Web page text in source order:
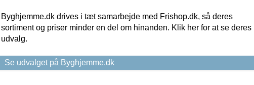
Byghjemme.dk drives i tæt samarbejde med Frishop.dk, så deres
sortiment og priser minder en del om hinanden. Klik her for at se deres
udvalg.
Se udvalget på Byghjemme.dk